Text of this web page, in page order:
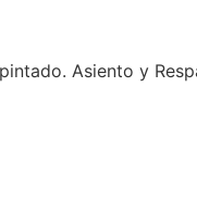
Asiento y